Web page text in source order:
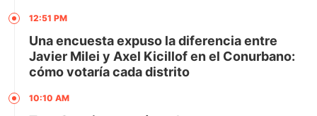
12:51 PM
Una encuesta expuso la diferencia entre
Javier Milei y Axel Kicillof en el Conurbano:
cómo votaría cada distrito
10:10 AM